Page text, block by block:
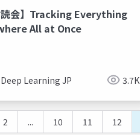
読会】Tracking Everything
All at Once
Deep Learning JP 3.7K
2 ... 10 11 12